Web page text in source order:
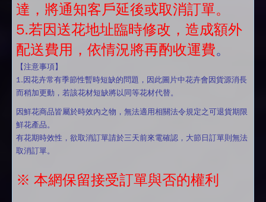
達，將通知客戶延後或取消訂單。
5.若因送花地址臨時修改，造成額外
配送費用，依情況將再酌收運費。
【注意事項】
1.因花卉常有季節性暫時短缺的問題，因此圖片中花卉會因貨源消長
而稍加更動，若該花材短缺將以同等花材代替。
因鮮花商品皆屬於時效內之物，無法適用相關法令規定之可退貨期限
鮮花產品。
有花期時效性，欲取消訂單請於三天前來電確認，大節日訂單則無法
取消訂單。
※ 本網保留接受訂單與否的權利